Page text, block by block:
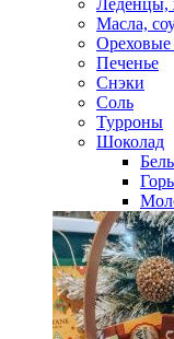
Леденцы,
Масла,
Ореховые
Печенье
Снэки
Соль
Турроны
Шоколад